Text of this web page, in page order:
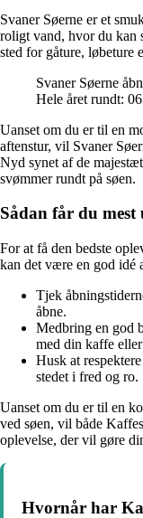
Svaner Søerne er et
roligt vand, hvor du kan
sted for gåture, løbeture
Svaner Søerne
Hele året rundt:
Uanset om du er til en
aftenstur, vil Svaner
Nyd synet af de
svømmer rundt på søen.
Sådan får du mest
For at få den bedste
kan det være en god idé
Tjek
åbne.
Medbring en god
med din kaffe
Husk at
stedet i fred og ro.
Uanset om du er til en
ved søen, vil både
oplevelse, der vil gøre
Hvornår har